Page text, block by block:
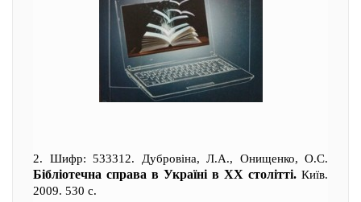
2. Шифр: 533312. Дубровіна, Л.А., Онищенко, О.С.
Бібліотечна справа в Україні в ХХ столітті. Київ.
2009. 530 с.